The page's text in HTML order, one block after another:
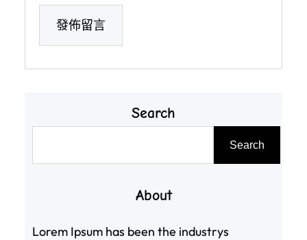
Search
Search
About
Lorem Ipsum has been the industrys